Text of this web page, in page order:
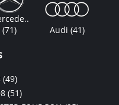
(71)
Audi (41)
(49)
(51)